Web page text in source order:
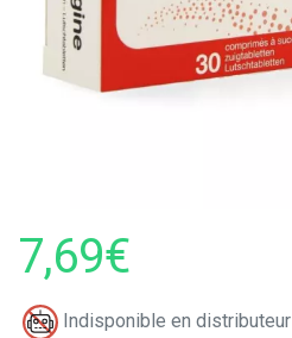
7,69€
Indisponible en distributeur